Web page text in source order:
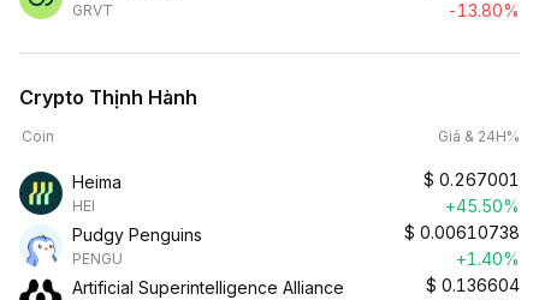
GRVT
-13.80%
Crypto Thịnh Hành
Coin Giá & 24H%
Heima
HEI
$ 0.267001
+45.50%
Pudgy Penguins
PENGU
$ 0.00610738
+1.40%
Artificial Superintelligence Alliance
$ 0.136604